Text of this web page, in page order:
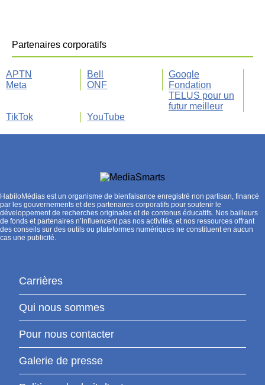
Partenaires corporatifs
APTN Bell
Google
Meta
ONF
Fondation
TELUS pour un
futur meilleur
TikTok
YouTube
HabiloMédias est un organisme de bienfaisance enregistré non partisan, financé
par les gouvernements et des partenaires corporatifs pour soutenir le
développement de recherches originales et de contenus éducatifs. Nos bailleurs
de fonds et partenaires n’influencent pas nos activités, et nos ressources offrant
des conseils sur des outils ou plateformes numériques ne constituent en aucun
cas une publicité.
Carrières
Qui nous sommes
Pour nous contacter
Galerie de presse